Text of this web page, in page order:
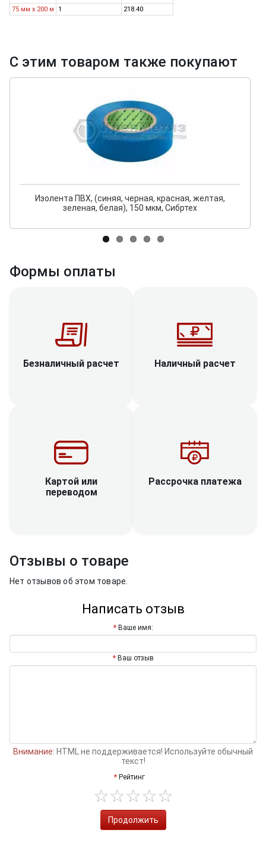
75 мм х 200 м
1 218.40
С этим товаром также покупают
Изолента ПВХ, (синяя, черная, красная, желтая,
зеленая, белая), 150 мкм, Сибртех
Формы оплаты
Безналичный расчет Наличный расчет
Картой или
переводом
Рассрочка платежа
Отзывы о товаре
Нет отзывов об этом товаре.
Написать отзыв
Ваше имя:
Ваш отзыв
Внимание: HTML не поддерживается! Используйте обычный
текст!
Рейтинг
Продолжить